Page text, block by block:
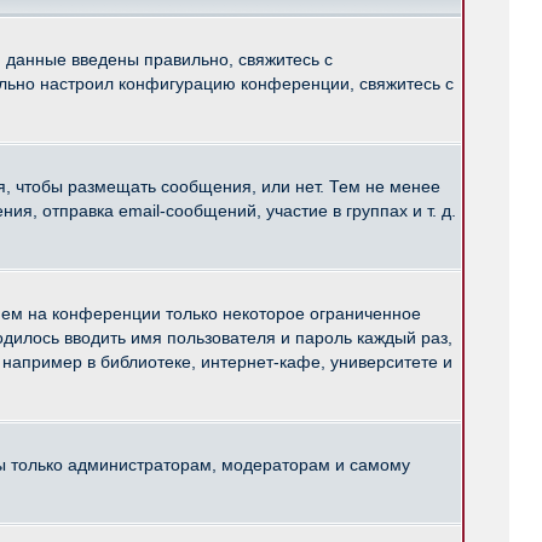
введены правильно, свяжитесь с
настроил конфигурацию конференции, свяжитесь с
чтобы размещать сообщения, или нет. Тем не менее
отправка email-сообщений, участие в группах и т. д.
на конференции только некоторое ограниченное
вводить имя пользователя и пароль каждый раз,
в библиотеке, интернет-кафе, университете и
только администраторам, модераторам и самому